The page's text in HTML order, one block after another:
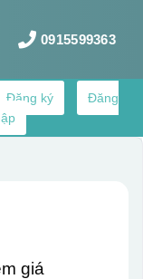
0915599363
Đăng ký
Đăng
giá